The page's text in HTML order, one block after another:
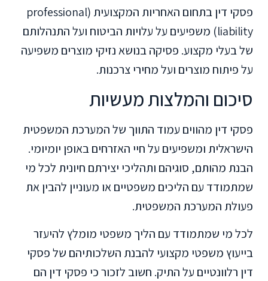
פסקי דין בתחום האחריות המקצועית (professional
liability) משפיעים על עלויות הביטוח ועל התנהלותם
של בעלי מקצוע. פסיקה בנושא נזיקי מוצרים משפיעה
על פיתוח מוצרים ועל מחירי צרכנות.
סיכום והמלצות מעשיות
פסקי דין מהווים עמוד התווך של המערכת המשפטית
הישראלית ומשפיעים על חיי האזרחים באופן יומיומי.
הבנת מהותם, סוגיהם ותהליכי יצירתם חיונית לכל מי
שמתמודד עם הליכים משפטיים או מעוניין להבין את
פעולת המערכת המשפטית.
לכל מי שמתמודד עם הליך משפטי מומלץ להיעזר
בייעוץ משפטי מקצועי להבנת השלכותיהם של פסקי
דין רלוונטיים על התיק. חשוב לזכור כי פסקי דין הם